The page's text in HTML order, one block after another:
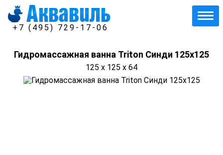
+7 (495) 729-17-06
Гидромассажная ванна Triton Синди 125х125
125 x 125 x 64